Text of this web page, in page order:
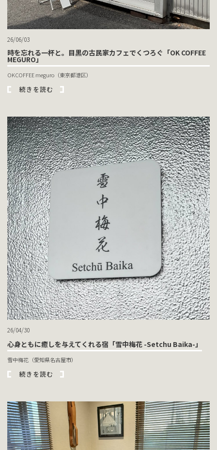
26/06/03
時を忘れる一杯と。目黒の古民家カフェでくつろぐ「OK COFFEE
MEGURO」
OKCOFFEE meguro（東京都港区）
続きを読む
26/04/30
心身ともに癒しを与えてくれる宿「雪中梅花 -Setchu Baika-」
雪中梅花（愛知県名古屋市）
続きを読む